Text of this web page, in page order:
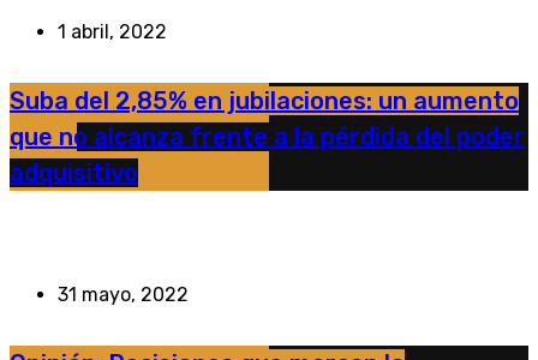
1 abril, 2022
Suba del 2,85% en jubilaciones: un aumento
que no alcanza frente a la pérdida del poder
adquisitivo
31 mayo, 2022